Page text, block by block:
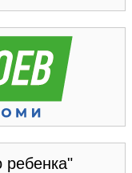
ребенка"